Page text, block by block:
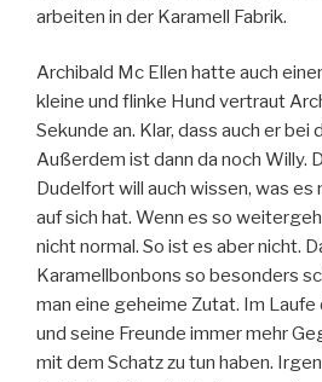
arbeiten in der Karamell Fabrik.
Archibald Mc Ellen hatte auch
kleine und flinke Hund vertraut
Sekunde an. Klar, dass auch er bei
Außerdem ist dann da noch Willy.
Dudelfort will auch wissen, was es
auf sich hat. Wenn es so
nicht normal. So ist es aber nicht.
Karamellbonbons so besonders
man eine geheime Zutat. Im
und seine Freunde immer mehr
mit dem Schatz zu tun haben.